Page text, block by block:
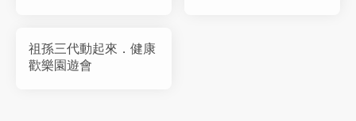
祖孫三代動起來．健康
歡樂園遊會